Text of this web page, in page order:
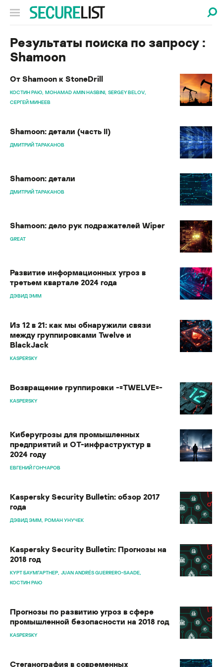
Результаты поиска по запросу :
Shamoon
От Shamoon к StoneDrill
КОСТИН РАЮ MOHAMAD AMIN HASBINI SERGEY BELOV
СЕРГЕЙ МИНЕЕВ
Shamoon: детали (часть II)
ДМИТРИЙ ТАРАКАНОВ
Shamoon: детали
ДМИТРИЙ ТАРАКАНОВ
Shamoon: дело рук подражателей Wiper
GREAT
Развитие информационных угроз в
третьем квартале 2024 года
ДЭВИД ЭММ
Из 12 в 21: как мы обнаружили связи
между группировками Twelve и
BlackJack
KASPERSKY
Возвращение группировки -=TWELVE=-
KASPERSKY
Киберугрозы для промышленных
предприятий и OT-инфраструктур в
2024 году
ЕВГЕНИЙ ГОНЧАРОВ
Kaspersky Security Bulletin: обзор 2017
года
ДЭВИД ЭММ РОМАН УНУЧЕК
Kaspersky Security Bulletin: Прогнозы на
2018 год
КУРТ БАУМГАРТНЕР JUAN ANDRÉS GUERRERO-SAADE
КОСТИН РАЮ
Прогнозы по развитию угроз в сфере
промышленной безопасности на 2018 год
KASPERSKY
Стеганография в современных